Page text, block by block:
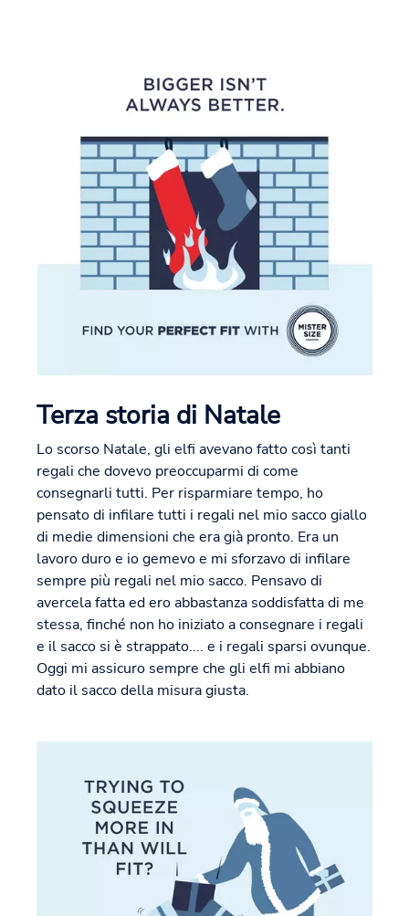
Terza storia di Natale
Lo scorso Natale, gli elfi avevano fatto così tanti
regali che dovevo preoccuparmi di come
consegnarli tutti. Per risparmiare tempo, ho
pensato di infilare tutti i regali nel mio sacco giallo
di medie dimensioni che era già pronto. Era un
lavoro duro e io gemevo e mi sforzavo di infilare
sempre più regali nel mio sacco. Pensavo di
avercela fatta ed ero abbastanza soddisfatta di me
stessa, finché non ho iniziato a consegnare i regali
e il sacco si è strappato.... e i regali sparsi ovunque.
Oggi mi assicuro sempre che gli elfi mi abbiano
dato il sacco della misura giusta.